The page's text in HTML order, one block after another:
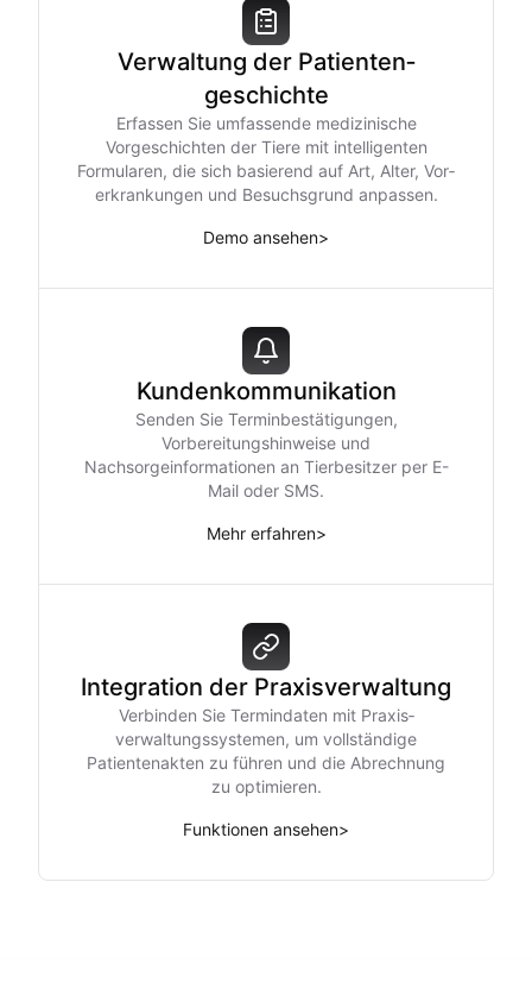
Verwaltung der Patienten­
geschichte
Erfassen Sie umfassende medizinische
Vorgeschichten der Tiere mit intelligenten
Formularen, die sich basierend auf Art, Alter, Vor­
erkrankungen und Besuchsgrund anpassen.
Demo ansehen>
Kundenkommunikation
Senden Sie Terminbestätigungen,
Vorbereitungshinweise und
Nachsorgeinformationen an Tierbesitzer per E-
Mail oder SMS.
Mehr erfahren>
Integration der Praxisverwaltung
Verbinden Sie Termin­daten mit Praxis­
verwaltungs­systemen, um vollständige
Patientenakten zu führen und die Abrechnung
zu optimieren.
Funktionen ansehen>